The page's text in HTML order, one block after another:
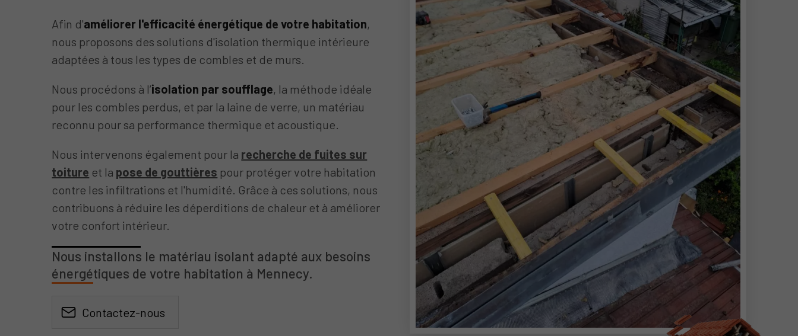
Afin d'améliorer l'efficacité énergétique de votre habitation,
nous proposons des solutions d'isolation thermique intérieure
adaptées à tous les types de combles et de murs.
Nous procédons à l’isolation par soufflage, la méthode idéale
pour les combles perdus, et par la laine de verre, un matériau
reconnu pour sa performance thermique et acoustique.
Nous intervenons également pour la recherche de fuites sur
toiture et la pose de gouttières pour protéger votre habitation
contre les infiltrations et l'humidité. Grâce à ces solutions, nous
contribuons à réduire les déperditions de chaleur et à améliorer
votre confort intérieur.
Nous installons le matériau isolant adapté aux besoins
énergétiques de votre habitation à Mennecy.
Contactez-nous